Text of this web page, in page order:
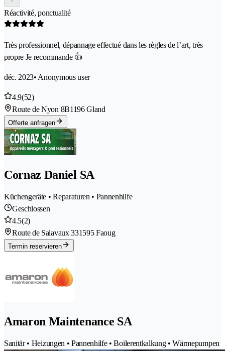
Réactivité, ponctualité
Très professionnel, dépannage effectué dans les règles de l’art, très
propre Je recommande 👍
déc. 2023• Anonymous user
4.9(52)
Route de Nyon 8B1196 Gland
Offerte anfragen
Cornaz Daniel SA
Küchengeräte • Reparaturen • Pannenhilfe
Geschlossen
4.5(2)
Route de Salavaux 331595 Faoug
Termin reservieren
Amaron Maintenance SA
Sanitär • Heizungen • Pannenhilfe • Boilerentkalkung • Wärmepumpen